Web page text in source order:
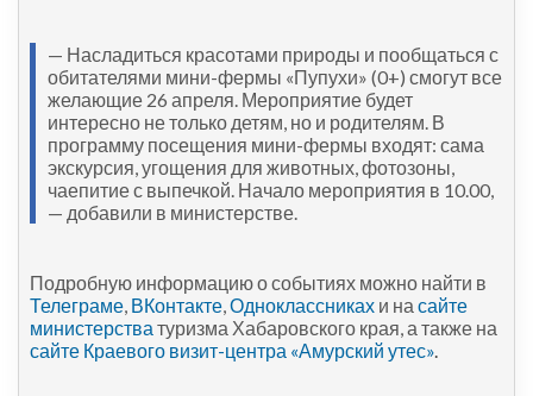
— Насладиться красотами природы и пообщаться с
обитателями мини-фермы «Пупухи» (0+) смогут все
желающие 26 апреля. Мероприятие будет
интересно не только детям, но и родителям. В
программу посещения мини-фермы входят: сама
экскурсия, угощения для животных, фотозоны,
чаепитие с выпечкой. Начало мероприятия в 10.00,
— добавили в министерстве.
Подробную информацию о событиях можно найти в
Телеграме, ВКонтакте,Одноклассниках и на сайте
министерства туризма Хабаровского края, а также на
сайте Краевого визит-центра «Амурский утес».